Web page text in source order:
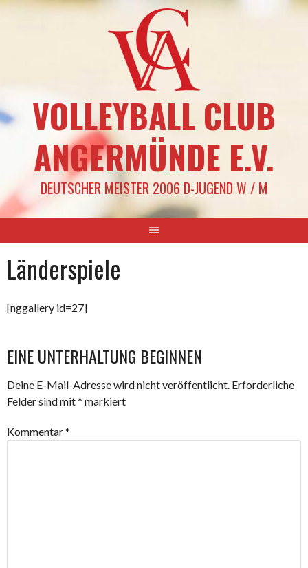
Springe
VOLLEYBALL CLUB
ANGERMÜNDE E.V.
DEUTSCHER MEISTER 2006 D-JUGEND W / M
Länderspiele
[nggallery id=27]
EINE UNTERHALTUNG BEGINNEN
Deine E-Mail-Adresse wird nicht veröffentlicht. Erforderliche
Felder sind mit* markiert
Kommentar*